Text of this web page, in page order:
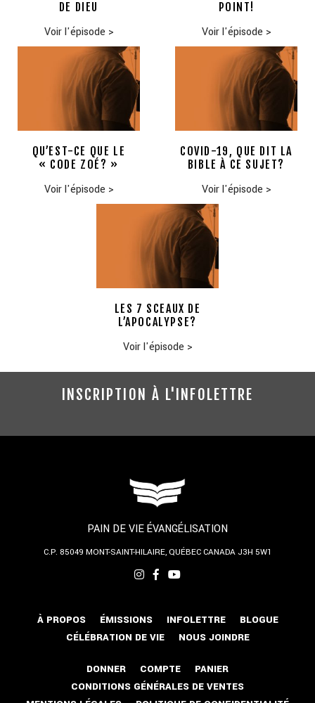
DE DIEU
Voir l'épisode >
POINT!
Voir l'épisode >
QU’EST-CE QUE LE
« CODE ZOÉ? »
Voir l'épisode >
COVID-19, QUE DIT LA
BIBLE À CE SUJET?
Voir l'épisode >
LES 7 SCEAUX DE
L’APOCALYPSE?
Voir l'épisode >
INSCRIPTION À L'INFOLETTRE
PAIN DE VIE ÉVANGÉLISATION
C.P. 85049 MONT-SAINT-HILAIRE, QUÉBECCANADA J3H 5W1
À PROPOS ÉMISSIONS INFOLETTRE
BLOGUE
CÉLÉBRATION DE VIE
NOUS JOINDRE
DONNER COMPTE
PANIER
CONDITIONS GÉNÉRALES DE VENTES